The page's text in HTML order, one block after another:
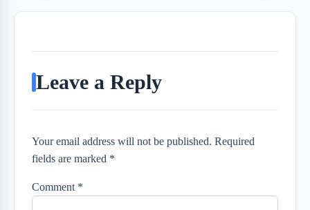
Leave a Reply
Your email address will not be published. Required
fields are marked *
Comment *